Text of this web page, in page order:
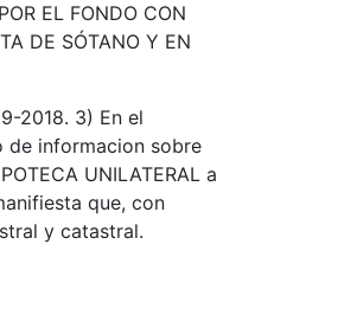
EL FONDO CON
DE SÓTANO Y EN
2018. 3) En el
de informacion sobre
UNILATERAL a
que, con
y catastral.